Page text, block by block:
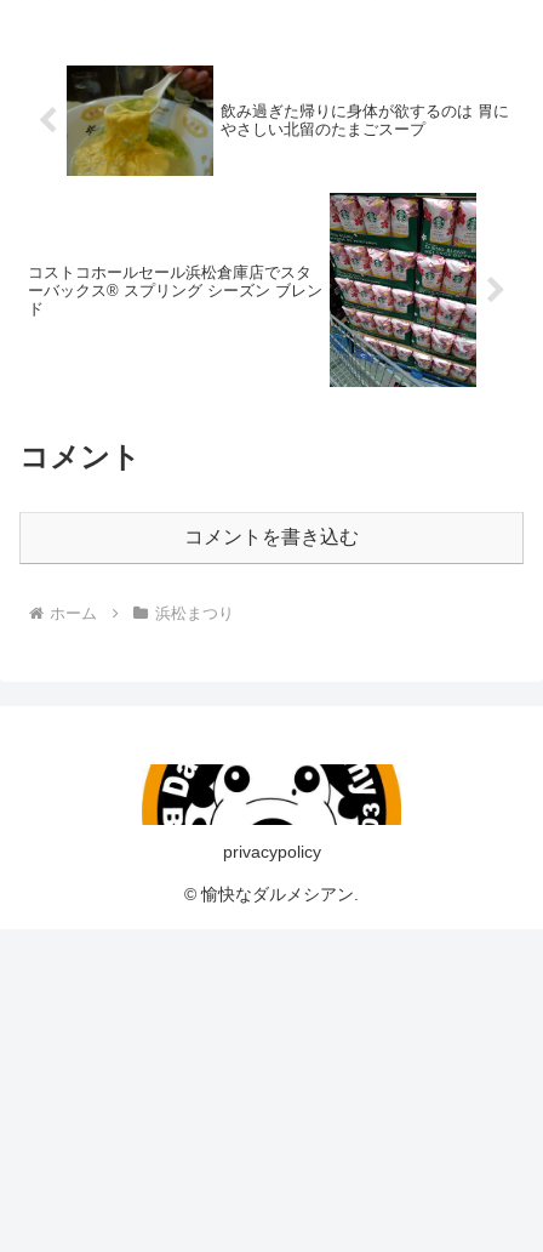
飲み過ぎた帰りに身体が欲するのは 胃に
やさしい北留のたまごスープ
コストコホールセール浜松倉庫店でスタ
ーバックス® スプリング シーズン ブレン
ド
コメント
コメントを書き込む
ホーム 浜松まつり
privacypolicy
© 愉快なダルメシアン.